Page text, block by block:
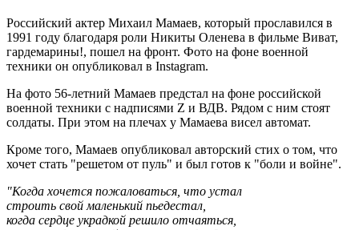
Российский актер Михаил Мамаев, который прославился в
1991 году благодаря роли Никиты Оленева в фильме Виват,
гардемарины!, пошел на фронт. Фото на фоне военной
техники он опубликовал в Instagram.
На фото 56-летний Мамаев предстал на фоне российской
военной техники с надписями Z и ВДВ. Рядом с ним стоят
солдаты. При этом на плечах у Мамаева висел автомат.
Кроме того, Мамаев опубликовал авторский стих о том, что
хочет стать "решетом от пуль" и был готов к "боли и войне".
"Когда хочется пожаловаться, что устал
строить свой маленький пьедестал,
когда сердце украдкой решило отчаяться,